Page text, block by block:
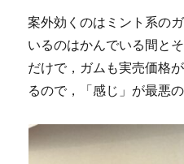
案外効くのはミント系の
いるのはかんでいる間と
だけで，ガムも実売価格
るので，「感じ」が最悪